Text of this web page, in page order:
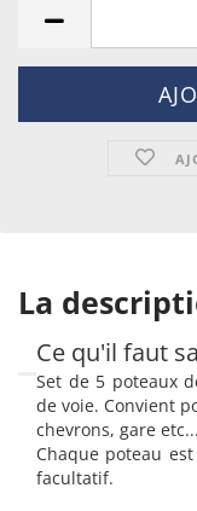
La
Ce qu'il faut
Set de 5 poteaux
de voie. Convient
chevrons, gare etc...
Chaque poteau
facultatif.